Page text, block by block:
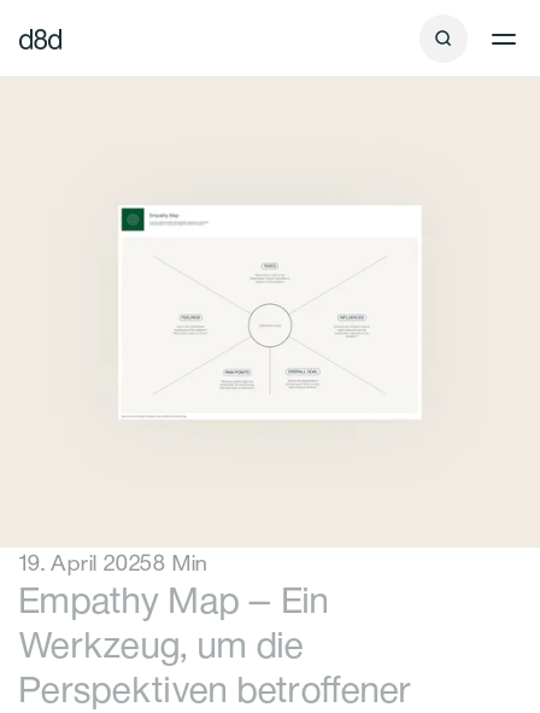
19. April 20258 Min
Empathy Map — Ein
Werkzeug, um die
Perspektiven betroffener